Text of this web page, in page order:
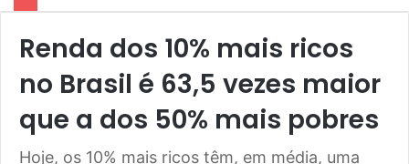
Renda dos 10% mais ricos
no Brasil é 63,5 vezes maior
que a dos 50% mais pobres
Hoje, os 10% mais ricos têm, em média, uma